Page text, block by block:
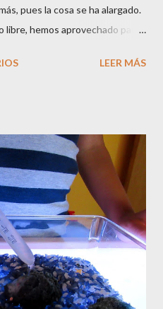
pues la cosa se ha alargado.
libre, hemos aprovechado para
. Las manualidades
elaboradas que las que
nada que con paciencia y
los peques aprenderán
que quizás a según que edad
pero que seguro más
Y sobretodo, lo van a
desde cero, y van a poder
una v...
LEER MÁS